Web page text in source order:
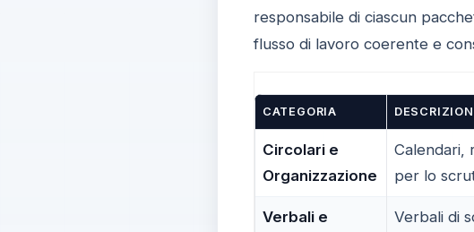
responsabile di ciascun
flusso di lavoro coerente e
CATEGORIA
Circolari e
Organizzazione
Calendari,
per lo
Verbali e
Verbali di